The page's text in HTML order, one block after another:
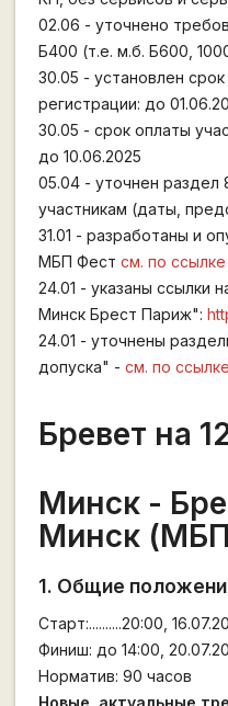
02.06 - уточнено
Б400 (т.е. м.б. Б600,
30.05 - установлен
регистрации: до
30.05 - срок оплаты
до 10.06.2025
05.04 - уточнен раздел
участникам (даты,
31.01 - разработаны и
МБП Фест см. по ссылке
24.01 - указаны ссылки
Минск Брест Париж":
24.01 - уточнены
допуска" - см. по ссылке
Бревет на
Минск -
Минск
1. Общие
Старт:..........20:00,
Финиш: до 14:00,
Норматив: 90 часов
Новые, актуальные